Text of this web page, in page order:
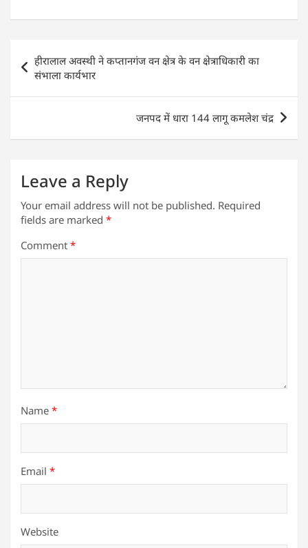
at
s
A
p
c
e
b
o
k
itt
er
k
e
dI
n
ai
l
ar
e
Post
navigation
हीरालाल अवस्थी ने कप्तानगंज वन क्षेत्र के वन क्षेत्राधिकारी का
संभाला कार्यभार
जनपद में धारा 144 लागू कमलेश चंद्र
Leave a Reply
Your email address will not be published. Required
fields are marked *
Comment *
Name *
Email *
Website